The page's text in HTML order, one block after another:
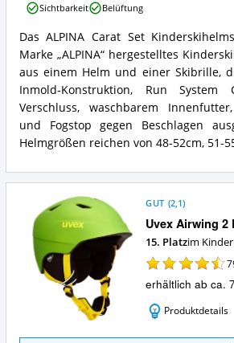
ALPINA
Carat
Set
Kinderskihelmset
Zusammenfassung:
Was
bietet
dieser
Skihelm?
Das ALPINA Carat Set
Marke „ALPINA“ hergestelltes
aus einem Helm und einer Skibrille,
Inmold-Konstruktion, Run System
Verschluss, waschbarem
und Fogstop gegen Beschlagen
Helmgrößen reichen von 48-52cm, 51-
Set
Vorteile:
Was
spricht
für
diesen
Kinder
Skihelm?
Sichtbarkeit Belüftung
Uvex Airwing 2
GUT (2,1)
15. Platzim
erhältlich ab ca.
Produktdetails